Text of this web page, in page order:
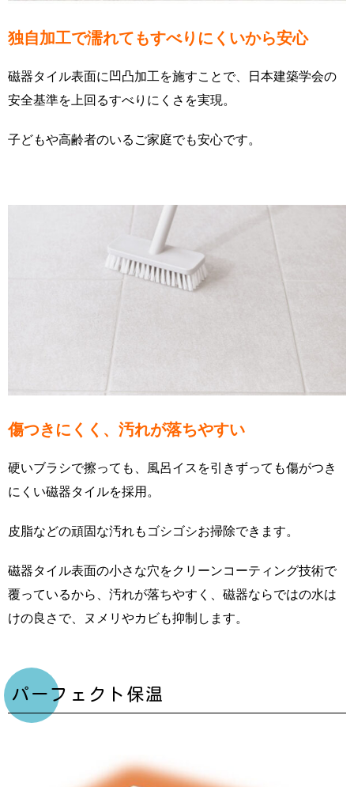
独自加工で濡れてもすべりにくいから安心
磁器タイル表面に凹凸加工を施すことで、日本建築学会の
安全基準を上回るすべりにくさを実現。
子どもや高齢者のいるご家庭でも安心です。
傷つきにくく、汚れが落ちやすい
硬いブラシで擦っても、風呂イスを引きずっても傷がつき
にくい磁器タイルを採用。
皮脂などの頑固な汚れもゴシゴシお掃除できます。
磁器タイル表面の小さな穴をクリーンコーティング技術で
覆っているから、汚れが落ちやすく、磁器ならではの水は
けの良さで、ヌメリやカビも抑制します。
パーフェクト保温